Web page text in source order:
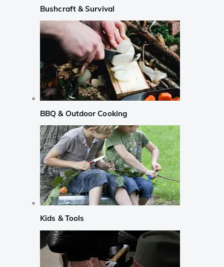
Bushcraft & Survival
BBQ & Outdoor Cooking
Kids & Tools